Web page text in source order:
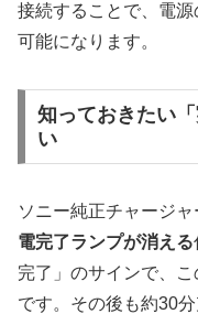
接続することで、電
可能になります。
知っておきたい
い
ソニー純正チャージャ
電完了ランプが消える
完了」のサインで、
です。その後も約30